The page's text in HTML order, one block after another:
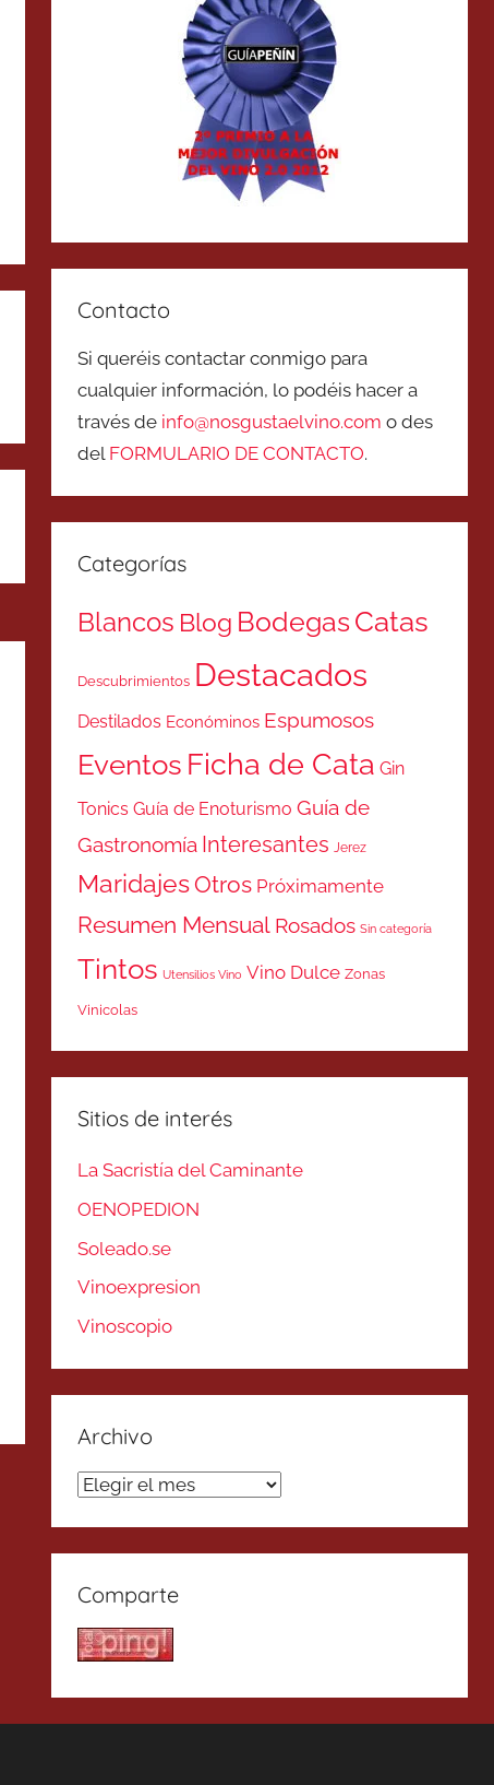
Contacto
Si queréis contactar conmigo para
cualquier información, lo podéis hacer a
través de info@nosgustaelvino.com o des
del FORMULARIO DE CONTACTO.
Categorías
Blancos Blog BodegasCatas
Descubrimientos Destacados
Destilados Económinos Espumosos
Eventos Ficha de Cata Gin
Tonics Guía de Enoturismo Guía de
Gastronomía Interesantes Jerez
MaridajesOtros Próximamente
Resumen Mensual Rosados Sin categoría
Tintos Utensilios Vino Vino Dulce Zonas
Vinicolas
Sitios de interés
La Sacristía del Caminante
OENOPEDION
Soleado.se
Vinoexpresion
Vinoscopio
Archivo
Archivo
Comparte